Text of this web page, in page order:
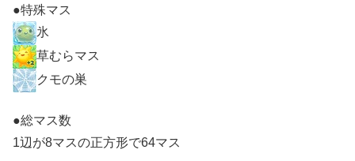
●特殊マス
氷
草むらマス
クモの巣
●総マス数
1辺が8マスの正方形で64マス